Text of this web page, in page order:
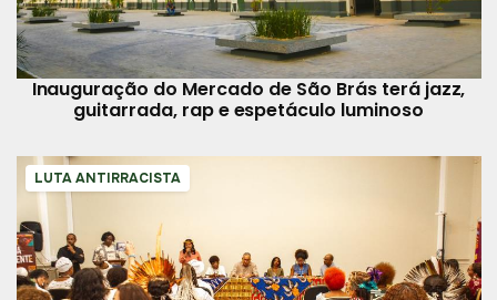
Inauguração do Mercado de São Brás terá jazz,
guitarrada, rap e espetáculo luminoso
LUTA ANTIRRACISTA